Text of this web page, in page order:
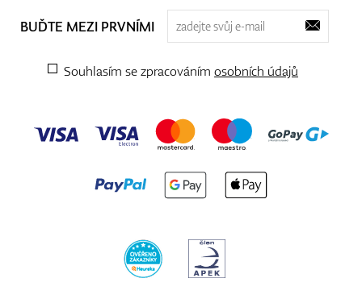
BUĎTE MEZI PRVNÍMI
Souhlasím se zpracováním osobních údajů